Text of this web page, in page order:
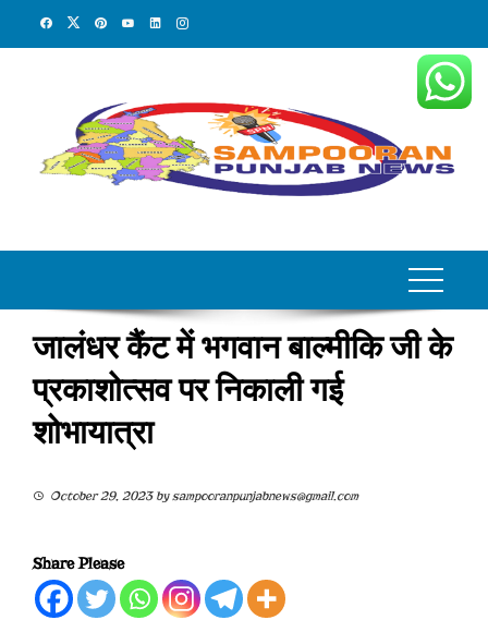
जालंधर कैंट में भगवान बाल्मीकि जी के
प्रकाशोत्सव पर निकाली गई
शोभायात्रा
October 29, 2023bysampooranpunjabnews@gmail.com
Share Please